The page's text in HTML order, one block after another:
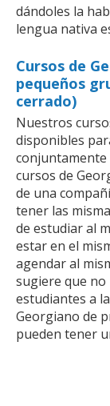
dándoles la
lengua nativa
Cursos de
pequeños
cerrado)
Nuestros
disponibles
conjuntamente
cursos de
de una
tener las
de estudiar al
estar en el
agendar al
sugiere que no
estudiantes a
Georgiano de
pueden tener